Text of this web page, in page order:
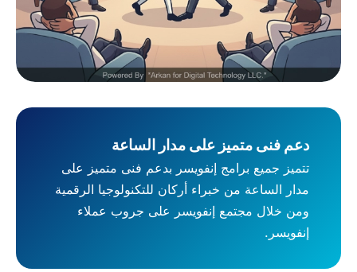
دعم فنى متميز على مدار الساعة
تتميز جميع برامج إنفويسر بدعم فنى متميز على
مدار الساعة من خبراء أركان للتكنولوجيا الرقمية
ومن خلال مجتمع إنفويسر على جروب عملاء
إنفويسر.